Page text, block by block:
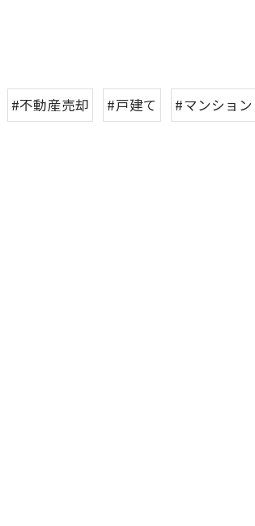
#不動産売却 #戸建て #マンション